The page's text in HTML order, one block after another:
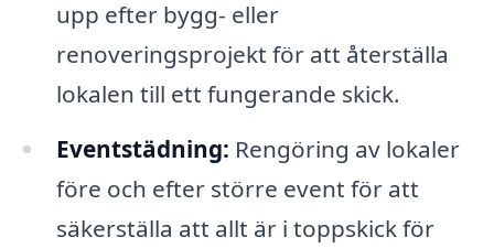
upp efter bygg- eller
renoveringsprojekt för att återställa
lokalen till ett fungerande skick.
Eventstädning: Rengöring av lokaler
före och efter större event för att
säkerställa att allt är i toppskick för